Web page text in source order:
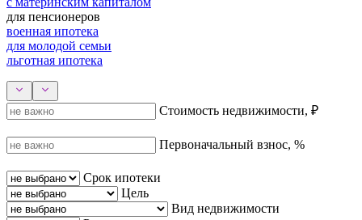
для пенсионеров
военная ипотека
для молодой семьи
льготная ипотека
Стоимость недвижимости, ₽
Первоначальный взнос, %
Срок ипотеки
Цель
Вид недвижимости